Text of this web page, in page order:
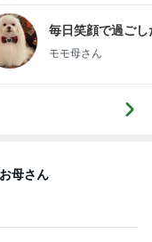
毎日笑顔で過ごし
モモ母さん
母さん